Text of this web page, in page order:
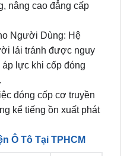
nâng cao đẳng cấp
Người Dùng: Hệ
lái tránh được nguy
lực khi cốp đóng
đóng cốp cơ truyền
kể tiếng ồn xuất phát
Ô Tô Tại TPHCM